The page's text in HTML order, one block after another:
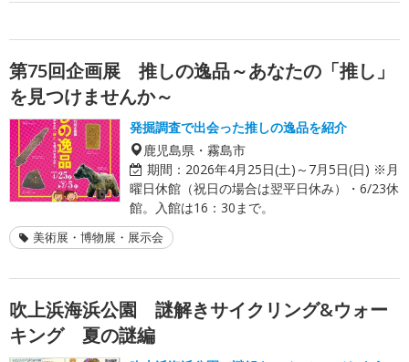
第75回企画展 推しの逸品～あなたの「推し」
を見つけませんか～
発掘調査で出会った推しの逸品を紹介
鹿児島県・霧島市
期間： 2026年4月25日(土)～7月5日(日) ※月
曜日休館（祝日の場合は翌平日休み）・6/23休
館。入館は16：30まで。
美術展・博物展・展示会
吹上浜海浜公園 謎解きサイクリング&ウォー
キング 夏の謎編